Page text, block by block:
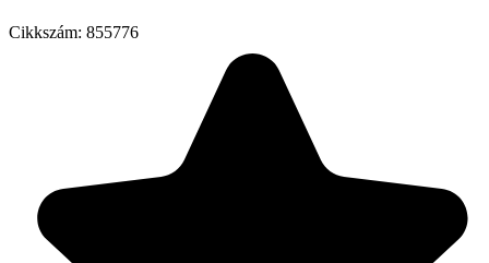
Cikkszám: 855776